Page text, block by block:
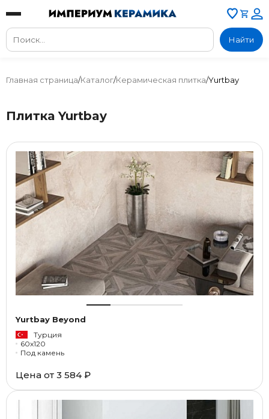
Найти
Главная страница/Каталог/Керамическая плитка/Yurtbay
Плитка Yurtbay
Yurtbay Beyond
Турция
60x120
Под камень
Цена от 3 584 ₽